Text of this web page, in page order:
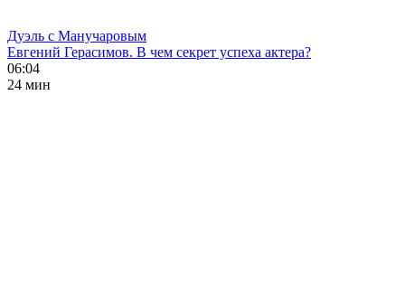
Дуэль с Манучаровым
Евгений Герасимов. В чем секрет успеха актера?
06:04
24 мин